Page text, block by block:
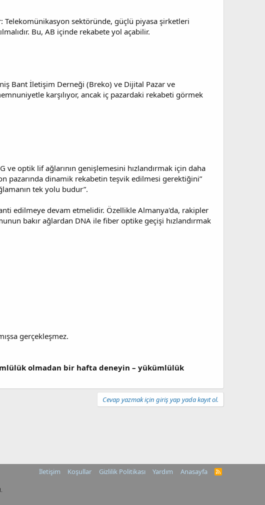
Telekomünikasyon sektöründe, güçlü piyasa şirketleri
Bu, AB içinde rekabete yol açabilir.
Bant İletişim Derneği (Breko) ve Dijital Pazar ve
karşılıyor, ancak iç pazardaki rekabeti görmek
ve optik lif ağlarının genişlemesini hızlandırmak için daha
pazarında dinamik rekabetin teşvik edilmesi gerektiğini”
tek yolu budur”.
edilmeye devam etmelidir. Özellikle Almanya'da, rakipler
bakır ağlardan DNA ile fiber optike geçişi hızlandırmak
gerçekleşmez.
olmadan bir hafta deneyin – yükümlülük
Cevap yazmak için giriş yap yada kayıt ol.
İletişim Koşullar Gizlilik Politikası Yardım Anasayfa
R